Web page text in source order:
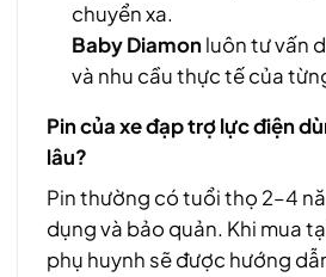
chuyển xa.
Baby Diamonluôn tư vấn
và nhu cầu thực tế của
Pin của xe đạp trợ lực điện
lâu?
Pin thường có tuổi thọ 2–4
dụng và bảo quản. Khi mua
phụ huynh sẽ được hướng